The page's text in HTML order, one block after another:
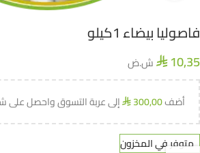
فاصوليا بيضاء 1كيلو
⃁10,35 ش.ض
أضف ⃁ 300,00 إلى عربة التسوق واحصل على
متوفر في المخزون